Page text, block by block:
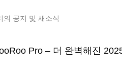
의 공지 및 새소식
Pro – 더 완벽해진